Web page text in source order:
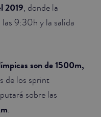
2019, donde la
las 9:30h y la salida
son de 1500m,
de los sprint
sobre las
.